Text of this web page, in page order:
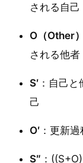
される自己
O（Other）
される他者
S′ ：自己
己
O′ ：更新
S″ ：